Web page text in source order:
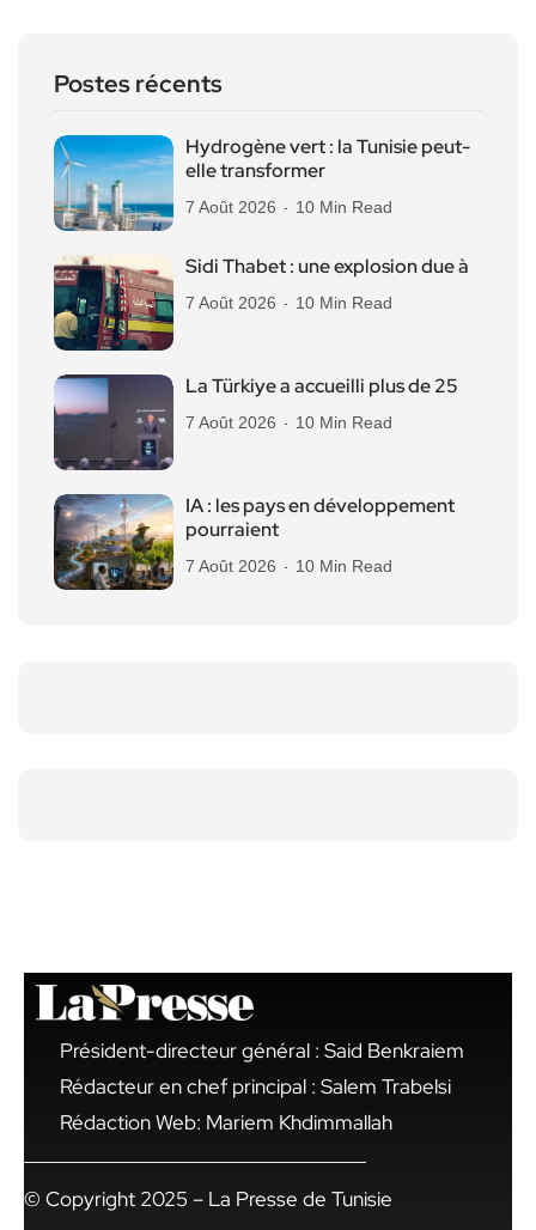
Postes récents
Hydrogène vert : la Tunisie peut-
elle transformer
7 Août 2026 10 Min Read
Sidi Thabet : une explosion due à
7 Août 2026 10 Min Read
La Türkiye a accueilli plus de 25
7 Août 2026 10 Min Read
IA : les pays en développement
pourraient
7 Août 2026 10 Min Read
Président-directeur général : Said Benkraiem
Rédacteur en chef principal : Salem Trabelsi
Rédaction Web: Mariem Khdimmallah
© Copyright 2025 – La Presse de Tunisie